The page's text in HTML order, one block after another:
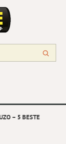
– 5 BESTE